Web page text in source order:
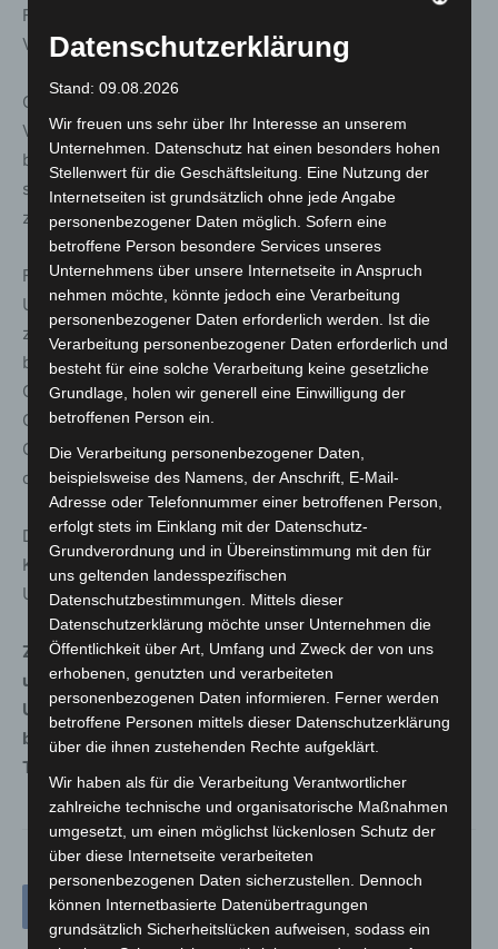
Fahrer und seine Beifahrerin erlitten leichte
Verletzungen.
Ob sich der 30-jährige Fahrer des Audi A8 bei dem
Verkehrsunfall verletzt wurde, ist der Polizei nicht
bekannt. Er flüchtete zu Fuß von der Unfallstelle, ohne
sich um die Verletzten und den entstandenen Schaden
zu kümmern.
Für die Dauer der Rettungsmaßnahmen und der
Unfallaufnahme musste die Burgwedeler Straße
zwischen der Kurze-Kamp-Straße und der Unfallstelle
bis etwa 05:40 Uhr voll gesperrt werden. Den
Gesamtschaden an den Unfallfahrzeugen, dem
Grünbereich der Landeshauptstadt Hannover und dem
Grundstück der Privatperson beziffert die Polizei mit
circa 30.000 Euro.
Die Polizei hat die Ermittlungen wegen eines verbotenen
Kraftfahrzeugrennens und unerlaubten Entfernens vom
Unfallort eingeleitet.
Zeugen, die Angaben zum Fahrverhalten der beiden 30
und 52 Jahre alten Männer vor dem Unfall oder zum
Unfallhergang machen können, werden gebeten, sich
beim Verkehrsunfalldienst Hannover unter der
Telefonnummer 0511 109-1888 zu melden.
Datenschutzerklärung
Stand: 09.08.2026
Wir freuen uns sehr über Ihr Interesse an unserem
Unternehmen. Datenschutz hat einen besonders hohen
Stellenwert für die Geschäftsleitung. Eine Nutzung der
Internetseiten ist grundsätzlich ohne jede Angabe
personenbezogener Daten möglich. Sofern eine
betroffene Person besondere Services unseres
Unternehmens über unsere Internetseite in Anspruch
nehmen möchte, könnte jedoch eine Verarbeitung
personenbezogener Daten erforderlich werden. Ist die
Verarbeitung personenbezogener Daten erforderlich und
besteht für eine solche Verarbeitung keine gesetzliche
Grundlage, holen wir generell eine Einwilligung der
betroffenen Person ein.
Die Verarbeitung personenbezogener Daten,
beispielsweise des Namens, der Anschrift, E-Mail-
Adresse oder Telefonnummer einer betroffenen Person,
erfolgt stets im Einklang mit der Datenschutz-
Grundverordnung und in Übereinstimmung mit den für
uns geltenden landesspezifischen
Datenschutzbestimmungen. Mittels dieser
Datenschutzerklärung möchte unser Unternehmen die
Öffentlichkeit über Art, Umfang und Zweck der von uns
erhobenen, genutzten und verarbeiteten
personenbezogenen Daten informieren. Ferner werden
betroffene Personen mittels dieser Datenschutzerklärung
über die ihnen zustehenden Rechte aufgeklärt.
Wir haben als für die Verarbeitung Verantwortlicher
zahlreiche technische und organisatorische Maßnahmen
umgesetzt, um einen möglichst lückenlosen Schutz der
über diese Internetseite verarbeiteten
personenbezogenen Daten sicherzustellen. Dennoch
können Internetbasierte Datenübertragungen
grundsätzlich Sicherheitslücken aufweisen, sodass ein